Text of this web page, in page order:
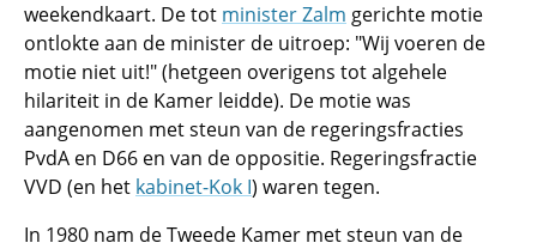
weekendkaart. De tot minister Zalm gerichte motie
ontlokte aan de minister de uitroep: "Wij voeren de
motie niet uit!" (hetgeen overigens tot algehele
hilariteit in de Kamer leidde). De motie was
aangenomen met steun van de regeringsfracties
PvdA en D66 en van de oppositie. Regeringsfractie
VVD (en het kabinet-Kok I) waren tegen.
In 1980 nam de Tweede Kamer met steun van de